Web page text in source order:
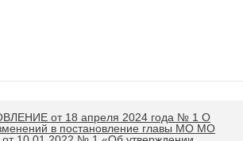
от 18 апреля 2024 года № 1 О
в постановление главы МО МО